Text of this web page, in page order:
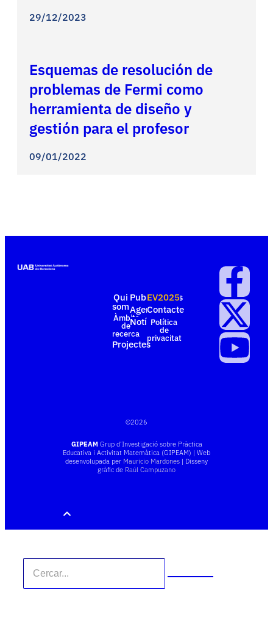
29/12/2023
Esquemas de resolución de
problemas de Fermi como
herramienta de diseño y
gestión para el profesor
09/01/2022
Qui
som
Àmbits
de
recerca
Projectes
Publicacions
Agenda
Notícies
EV2025
Contacte
Política
de
privacitat
©2026
GIPEAMGrup d’Investigació sobre Pràctica
Educativa i Activitat Matemàtica (GIPEAM) | Web
desenvolupada per Mauricio Mardones | Disseny
gràfic de Raúl Campuzano